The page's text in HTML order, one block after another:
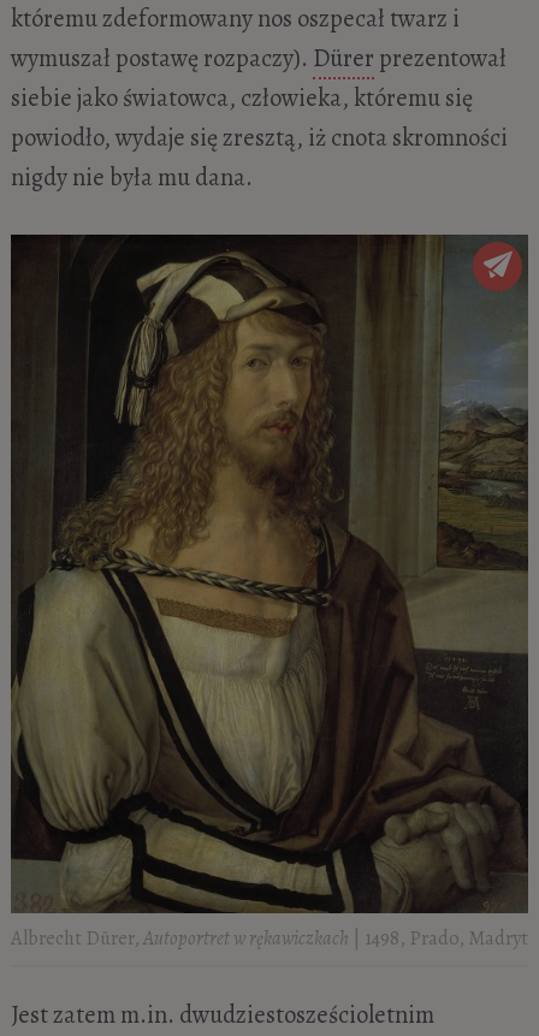
któremu zdeformowany nos oszpecał twarz i
wymuszał postawę rozpaczy). Dürer prezentował
siebie jako światowca, człowieka, któremu się
powiodło, wydaje się zresztą, iż cnota skromności
nigdy nie była mu dana.
Albrecht Dürer,Autoportret w rękawiczkach | 1498, Prado, Madryt
Jest zatem m.in. dwudziestosześcioletnim